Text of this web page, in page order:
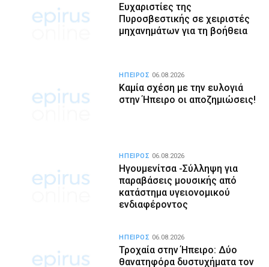
Ευχαριστίες της
Πυροσβεστικής σε χειριστές
μηχανημάτων για τη βοήθεια
Καμία σχέση με την ευλογιά
στην Ήπειρο οι αποζημιώσεις!
ΗΠΕΙΡΟΣ 06.08.2026
Ηγουμενίτσα -Σύλληψη για
παραβάσεις μουσικής από
κατάστημα υγειονομικού
ενδιαφέροντος
ΗΠΕΙΡΟΣ 06.08.2026
Τροχαία στην Ήπειρο: Δύο
θανατηφόρα δυστυχήματα τον
ΗΠΕΙΡΟΣ 06.08.2026